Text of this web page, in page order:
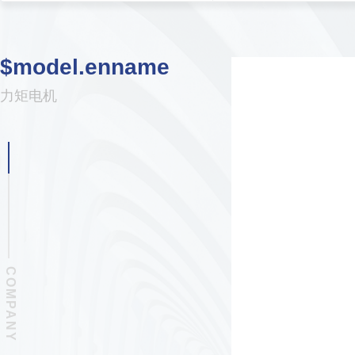
$model.enname
力矩电机
COMPANY